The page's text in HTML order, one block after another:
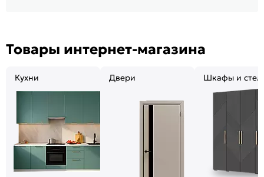
Товары интернет-магазина
Кухни Двери Шкафы и